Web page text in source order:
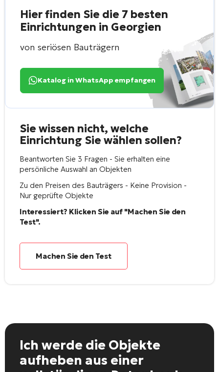
Hier finden Sie die 7 besten
Einrichtungen in Georgien
von seriösen Bauträgern
Katalog in WhatsApp empfangen
Sie wissen nicht, welche
Einrichtung Sie wählen sollen?
Beantworten Sie 3 Fragen - Sie erhalten eine
persönliche Auswahl an Objekten
Zu den Preisen des Bauträgers - Keine Provision -
Nur geprüfte Objekte
Interessiert? Klicken Sie auf "Machen Sie den
Test".
Machen Sie den Test
Ich werde die Objekte
aufheben aus einer